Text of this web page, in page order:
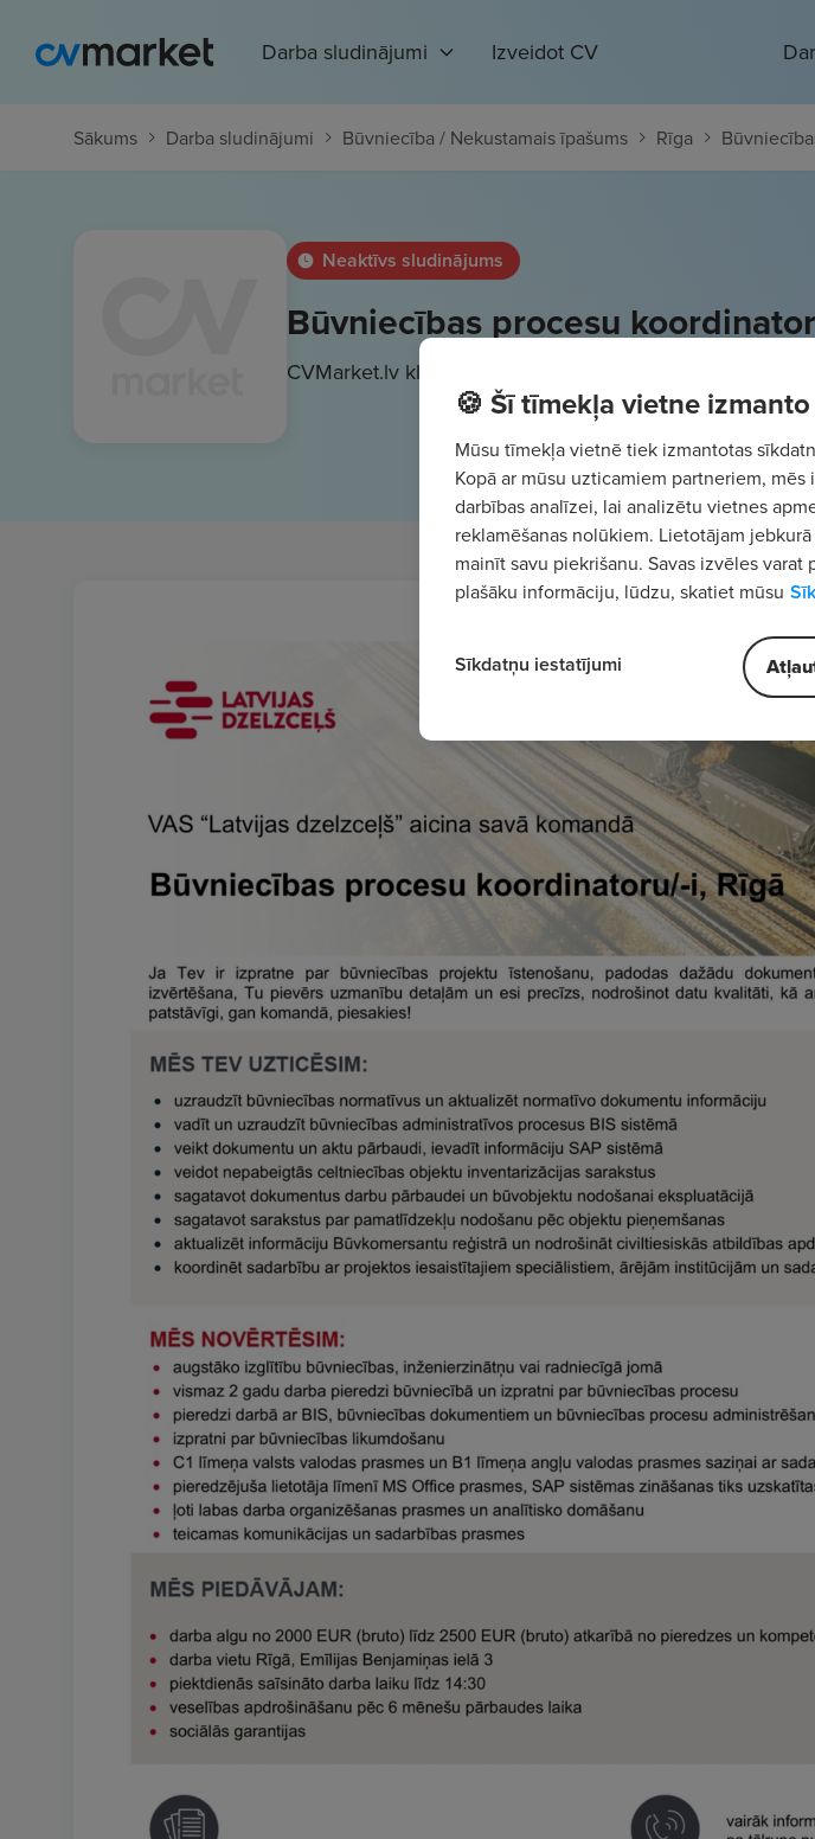
Darba sludinājumi Izveidot CV
Sākums Darba sludinājumi Būvniecība / Nekustamais īpašums Rīga
Neaktīvs sludinājums
Būvniecības procesu
CVMarket.lv klients
🍪 Šī tīmekļa vietne
Mūsu tīmekļa vietnē tiek izmantotas
Kopā ar mūsu uzticamiem partneriem,
darbības analīzei, lai analizētu vietnes
reklamēšanas nolūkiem. Lietotājam
mainīt savu piekrišanu. Savas izvēles
plašāku informāciju, lūdzu, skatiet mūsu
Sīkdatņu iestatījumi